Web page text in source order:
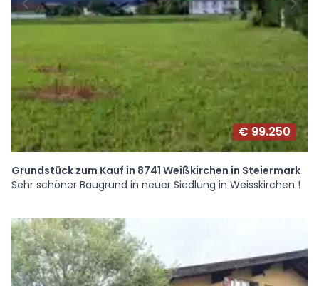
€ 99.250
Grundstück zum Kauf in 8741 Weißkirchen in Steiermark
Sehr schöner Baugrund in neuer Siedlung in Weisskirchen !